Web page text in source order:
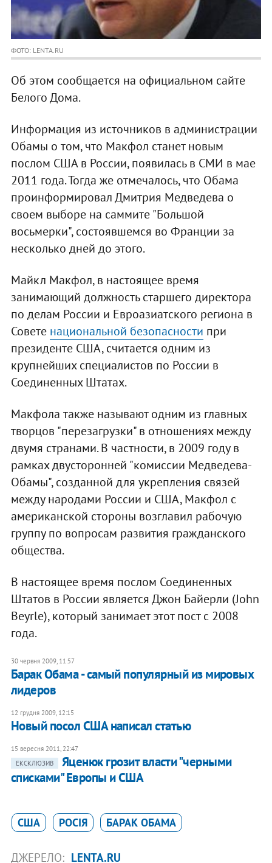
ФОТО: LENTA.RU
Об этом сообщается на официальном сайте
Белого Дома.
Информация из источников в администрации
Обамы о том, что Макфол станет новым
послом США в России, появилась в СМИ в мае
2011 года. Тогда же отмечалось, что Обама
проинформировал Дмитрия Медведева о
своем выборе на саммите "Большой
восьмерки", состоявшемся во Франции за
несколько дней до этого.
Майкл Макфол, в настоящее время
занимающий должность старшего директора
по делам России и Евроазиатского региона в
Совете национальной безопасности при
президенте США, считается одним из
крупнейших специалистов по России в
Соединенных Штатах.
Макфола также называют одним из главных
творцов "перезагрузки" в отношениях между
двумя странами. В частности, в 2009 году в
рамках двусторонней "комиссии Медведева-
Обамы", созданной для укрепления связей
между народами России и США, Макфол с
американской стороны возглавил рабочую
группу по вопросам развития гражданского
общества.
В настоящее время послом Соединенных
Штатов в России является Джон Байерли (John
Beyrle), который занимает этот пост с 2008
года.
30 червня 2009, 11:57
Барак Обама - самый популярный из мировых
лидеров
12 грудня 2009, 12:15
Новый посол США написал статью
15 вересня 2011, 22:47
ЕКСКЛЮЗИВ
Яценюк грозит власти "черными
списками" Европы и США
США РОСІЯ БАРАК ОБАМА
ДЖЕРЕЛО: LENTA.RU